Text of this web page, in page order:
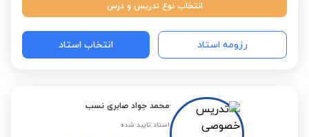
انتخاب نوع تدریس و درس
رزومه استاد انتخاب استاد
محمد جواد صابری نسب
استاد تایید شده